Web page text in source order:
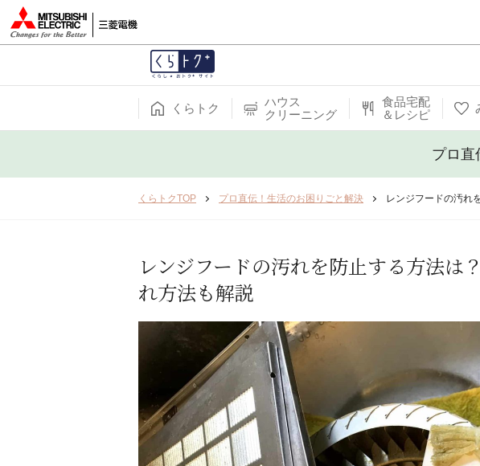
くらトク
ハウス
クリーニング
食品宅配
＆レシピ
プロ直
くらトクTOP プロ直伝！生活のお困りごと解決 レンジフードの汚れ
レンジフードの汚れを防止する方法は
れ方法も解説